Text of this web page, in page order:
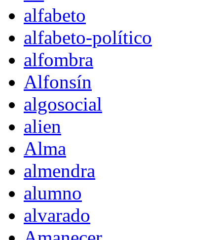
alfabeto
alfabeto-político
alfombra
Alfonsín
algosocial
alien
Alma
almendra
alumno
alvarado